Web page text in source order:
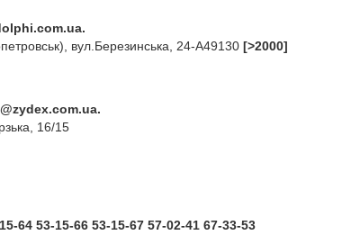
.
вул.Березинська, 24-А49130 [>2000]
.
16/15
64 53-15-66 53-15-67 57-02-41 67-33-53